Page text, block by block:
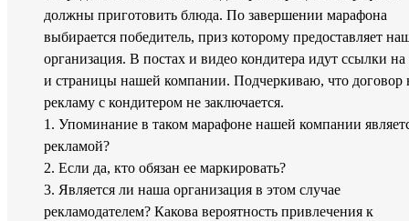
должны приготовить блюда. По завершении марафона
выбирается победитель, приз которому предоставляет
организация. В постах и видео кондитера идут ссылки на
и страницы нашей компании. Подчеркиваю, что договор
рекламу с кондитером не заключается.
1. Упоминание в таком марафоне нашей компании
рекламой?
2. Если да, кто обязан ее маркировать?
3. Является ли наша организация в этом случае
рекламодателем? Какова вероятность привлечения к